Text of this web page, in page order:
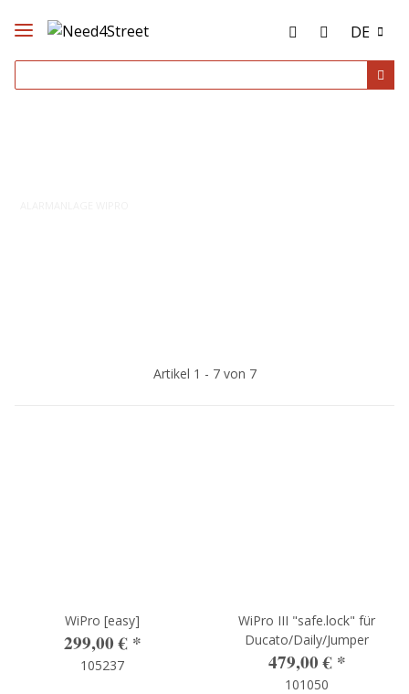
DE
Artikel 1 - 7 von 7
WiPro [easy]
299,00 € *
105237
WiPro III "safe.lock" für
Ducato/Daily/Jumper
479,00 € *
101050